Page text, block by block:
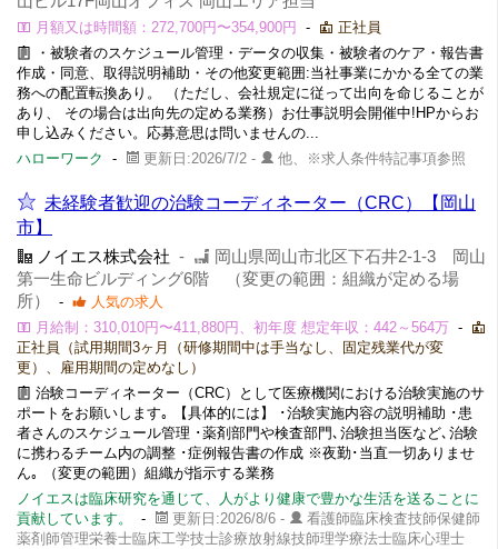
月額又は時間額：272,700円〜354,900円 -
正社員
・被験者のスケジュール管理・データの収集・被験者のケア・報告書
作成・同意、取得説明補助・その他変更範囲:当社事業にかかる全ての業
務への配置転換あり。 （ただし、会社規定に従って出向を命じることが
あり、 その場合は出向先の定める業務）お仕事説明会開催中!HPからお
申し込みください。応募意思は問いませんの...
ハローワーク
- 更新日:2026/7/2 - 他、※求人条件特記事項参照
未経験者歓迎の治験コーディネーター（CRC）【岡山
市】
ノイエス株式会社 -
岡山県岡山市北区下石井2-1-3 岡山
第一生命ビルディング6階 （変更の範囲：組織が定める場
所）
-
人気の求人
月給制：310,010円〜411,880円、初年度 想定年収：442～564万 -
正社員（試用期間3ヶ月（研修期間中は手当なし、固定残業代が変
更）、雇用期間の定めなし）
治験コーディネーター（CRC）として医療機関における治験実施のサ
ポートをお願いします｡ 【具体的には】 ･治験実施内容の説明補助 ･患
者さんのスケジュール管理 ･薬剤部門や検査部門､治験担当医など､治験
に携わるチーム内の調整 ･症例報告書の作成 ※夜勤･当直一切ありませ
ん｡ （変更の範囲）組織が指示する業務
ノイエスは臨床研究を通じて、人がより健康で豊かな生活を送ることに
貢献しています。
- 更新日:2026/8/6 -
看護師臨床検査技師保健師
薬剤師管理栄養士臨床工学技士診療放射線技師理学療法士臨床心理士